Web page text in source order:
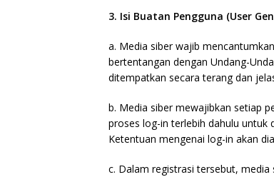
3. Isi Buatan Pengguna (User
a. Media siber wajib
bertentangan dengan Undang-
ditempatkan secara terang dan
b. Media siber mewajibkan setiap
proses log-in terlebih dahulu untuk
Ketentuan mengenai log-in akan
c. Dalam registrasi tersebut,